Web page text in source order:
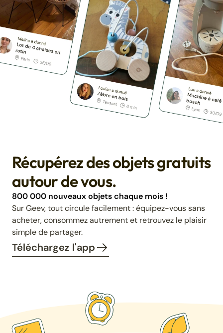
Récupérez des objets gratuits
autour de vous.
800 000 nouveaux objets chaque mois !
Sur Geev, tout circule facilement : équipez-vous sans
acheter, consommez autrement et retrouvez le plaisir
simple de partager.
Téléchargez l'app